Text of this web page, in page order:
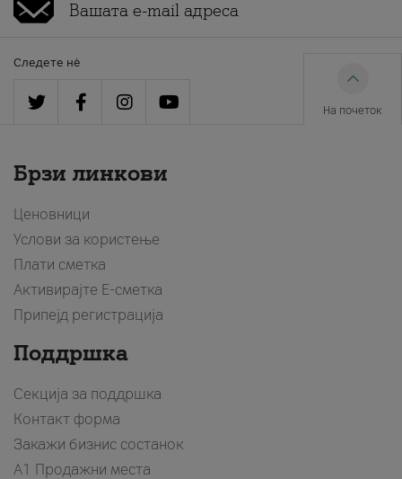
Следете нè
На почеток
Брзи линкови
Ценовници
Услови за користење
Плати сметка
Активирајте Е-сметка
Припејд регистрација
Поддршка
Секција за поддршка
Контакт форма
Закажи бизнис состанок
A1 Продажни места